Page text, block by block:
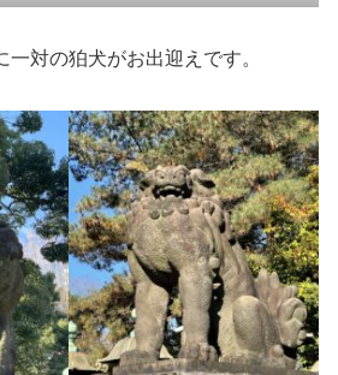
一対の狛犬がお出迎えです。